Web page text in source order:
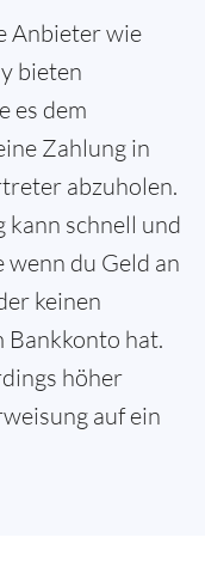
Anbieter wie
bieten
es dem
Zahlung in
abzuholen.
kann schnell und
wenn du Geld an
keinen
Bankkonto hat.
höher
auf ein